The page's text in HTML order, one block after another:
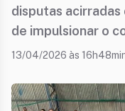
disputas acirradas
de impulsionar o
13/04/2026 às